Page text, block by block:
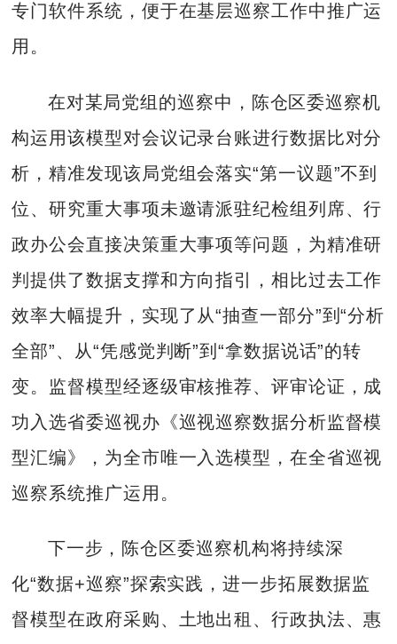
专门软件系统，便于在基层巡察工作中推广运
用。
在对某局党组的巡察中，陈仓区委巡察机
构运用该模型对会议记录台账进行数据比对分
析，精准发现该局党组会落实“第一议题”不到
位、研究重大事项未邀请派驻纪检组列席、行
政办公会直接决策重大事项等问题，为精准研
判提供了数据支撑和方向指引，相比过去工作
效率大幅提升，实现了从“抽查一部分”到“分析
全部”、从“凭感觉判断”到“拿数据说话”的转
变。监督模型经逐级审核推荐、评审论证，成
功入选省委巡视办《巡视巡察数据分析监督模
型汇编》，为全市唯一入选模型，在全省巡视
巡察系统推广运用。
下一步，陈仓区委巡察机构将持续深
化“数据+巡察”探索实践，进一步拓展数据监
督模型在政府采购、土地出租、行政执法、惠